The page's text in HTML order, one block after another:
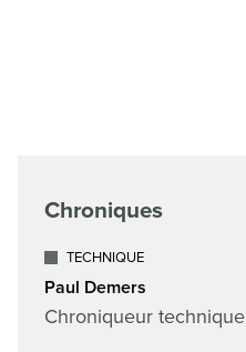
Chroniques
TECHNIQUE
Paul Demers
Chroniqueur technique